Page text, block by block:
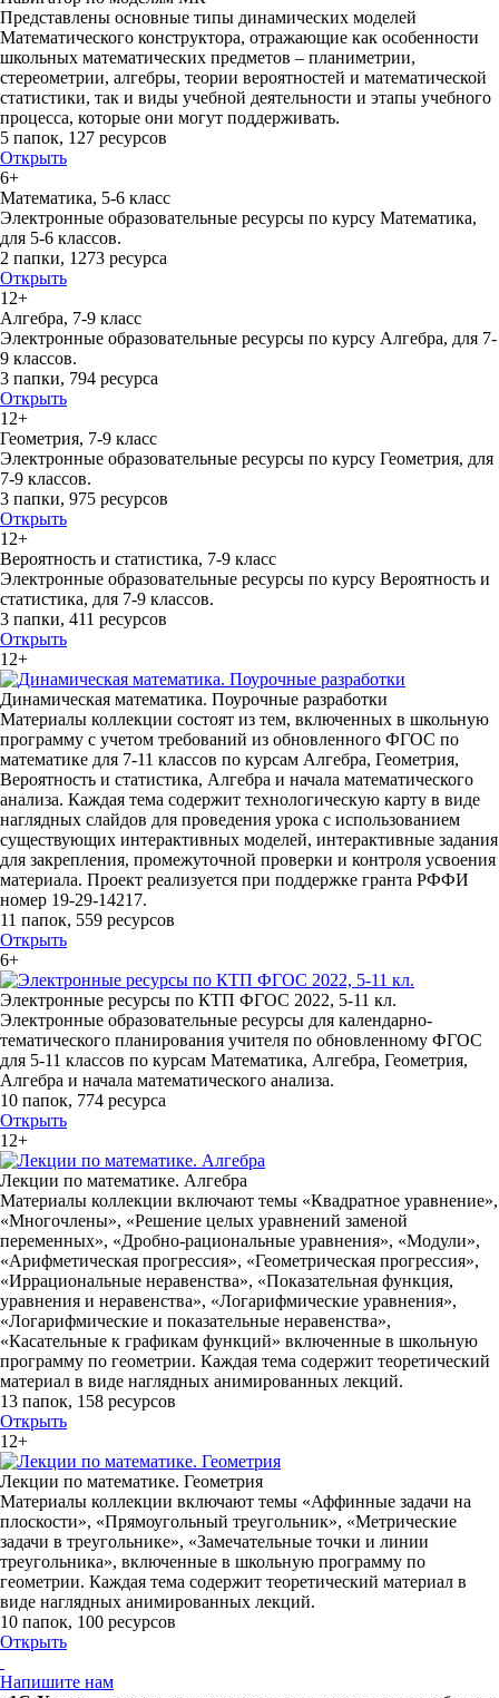
Представлены основные типы динамических моделей
Математического конструктора, отражающие как особенности
школьных математических предметов – планиметрии,
стереометрии, алгебры, теории вероятностей и математической
статистики, так и виды учебной деятельности и этапы учебного
процесса, которые они могут поддерживать.
5 папок, 127 ресурсов
Открыть
6+
Математика, 5-6 класс
Электронные образовательные ресурсы по курсу Математика,
для 5-6 классов.
2 папки, 1273 ресурса
Открыть
12+
Алгебра, 7-9 класс
Электронные образовательные ресурсы по курсу Алгебра, для 7-
9 классов.
3 папки, 794 ресурса
Открыть
12+
Геометрия, 7-9 класс
Электронные образовательные ресурсы по курсу Геометрия, для
7-9 классов.
3 папки, 975 ресурсов
Открыть
12+
Вероятность и статистика, 7-9 класс
Электронные образовательные ресурсы по курсу Вероятность и
статистика, для 7-9 классов.
3 папки, 411 ресурсов
Открыть
12+
Динамическая математика. Поурочные разработки
Материалы коллекции состоят из тем, включенных в школьную
программу с учетом требований из обновленного ФГОС по
математике для 7-11 классов по курсам Алгебра, Геометрия,
Вероятность и статистика, Алгебра и начала математического
анализа. Каждая тема содержит технологическую карту в виде
наглядных слайдов для проведения урока с использованием
существующих интерактивных моделей, интерактивные задания
для закрепления, промежуточной проверки и контроля усвоения
материала. Проект реализуется при поддержке гранта РФФИ
номер 19-29-14217.
11 папок, 559 ресурсов
Открыть
6+
Электронные ресурсы по КТП ФГОС 2022, 5-11 кл.
Электронные образовательные ресурсы для календарно-
тематического планирования учителя по обновленному ФГОС
для 5-11 классов по курсам Математика, Алгебра, Геометрия,
Алгебра и начала математического анализа.
10 папок, 774 ресурса
Открыть
12+
Лекции по математике. Алгебра
Материалы коллекции включают темы «Квадратное уравнение»,
«Многочлены», «Решение целых уравнений заменой
переменных», «Дробно-рациональные уравнения», «Модули»,
«Арифметическая прогрессия», «Геометрическая прогрессия»,
«Иррациональные неравенства», «Показательная функция,
уравнения и неравенства», «Логарифмические уравнения»,
«Логарифмические и показательные неравенства»,
«Касательные к графикам функций» включенные в школьную
программу по геометрии. Каждая тема содержит теоретический
материал в виде наглядных анимированных лекций.
13 папок, 158 ресурсов
Открыть
12+
Лекции по математике. Геометрия
Материалы коллекции включают темы «Аффинные задачи на
плоскости», «Прямоугольный треугольник», «Метрические
задачи в треугольнике», «Замечательные точки и линии
треугольника», включенные в школьную программу по
геометрии. Каждая тема содержит теоретический материал в
виде наглядных анимированных лекций.
10 папок, 100 ресурсов
Открыть
Напишите нам